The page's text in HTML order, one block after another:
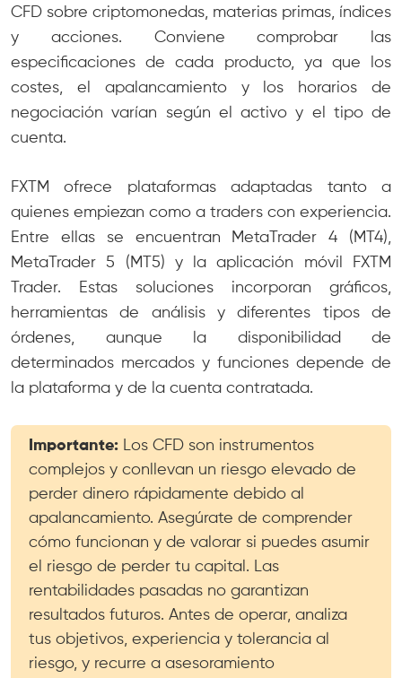
CFD sobre criptomonedas, materias primas, índices
y acciones. Conviene comprobar las
especificaciones de cada producto, ya que los
costes, el apalancamiento y los horarios de
negociación varían según el activo y el tipo de
cuenta.
FXTM ofrece plataformas adaptadas tanto a
quienes empiezan como a traders con experiencia.
Entre ellas se encuentran MetaTrader 4 (MT4),
MetaTrader 5 (MT5) y la aplicación móvil FXTM
Trader. Estas soluciones incorporan gráficos,
herramientas de análisis y diferentes tipos de
órdenes, aunque la disponibilidad de
determinados mercados y funciones depende de
la plataforma y de la cuenta contratada.
Importante: Los CFD son instrumentos
complejos y conllevan un riesgo elevado de
perder dinero rápidamente debido al
apalancamiento. Asegúrate de comprender
cómo funcionan y de valorar si puedes asumir
el riesgo de perder tu capital. Las
rentabilidades pasadas no garantizan
resultados futuros. Antes de operar, analiza
tus objetivos, experiencia y tolerancia al
riesgo, y recurre a asesoramiento